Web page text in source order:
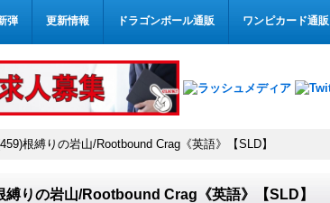
弾 更新情報 ドラゴンボール通販 ワンピカード通販
根縛りの岩山/Rootbound Crag《英語》【SLD】
縛りの岩山/Rootbound Crag《英語》【SLD】